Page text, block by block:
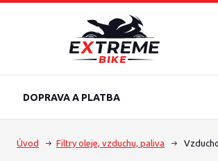
DOPRAVA A PLATBA
Úvod Filtry oleje, vzduchu, paliva